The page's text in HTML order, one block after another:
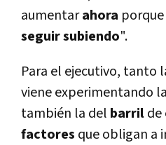
aumentarahora
seguir subiendo".
Para el ejecutivo, tanto
viene experimentando la
también la del barrilde
factores que obligan a